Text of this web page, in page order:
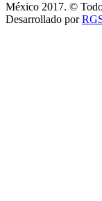
México 2017. ©
Desarrollado por